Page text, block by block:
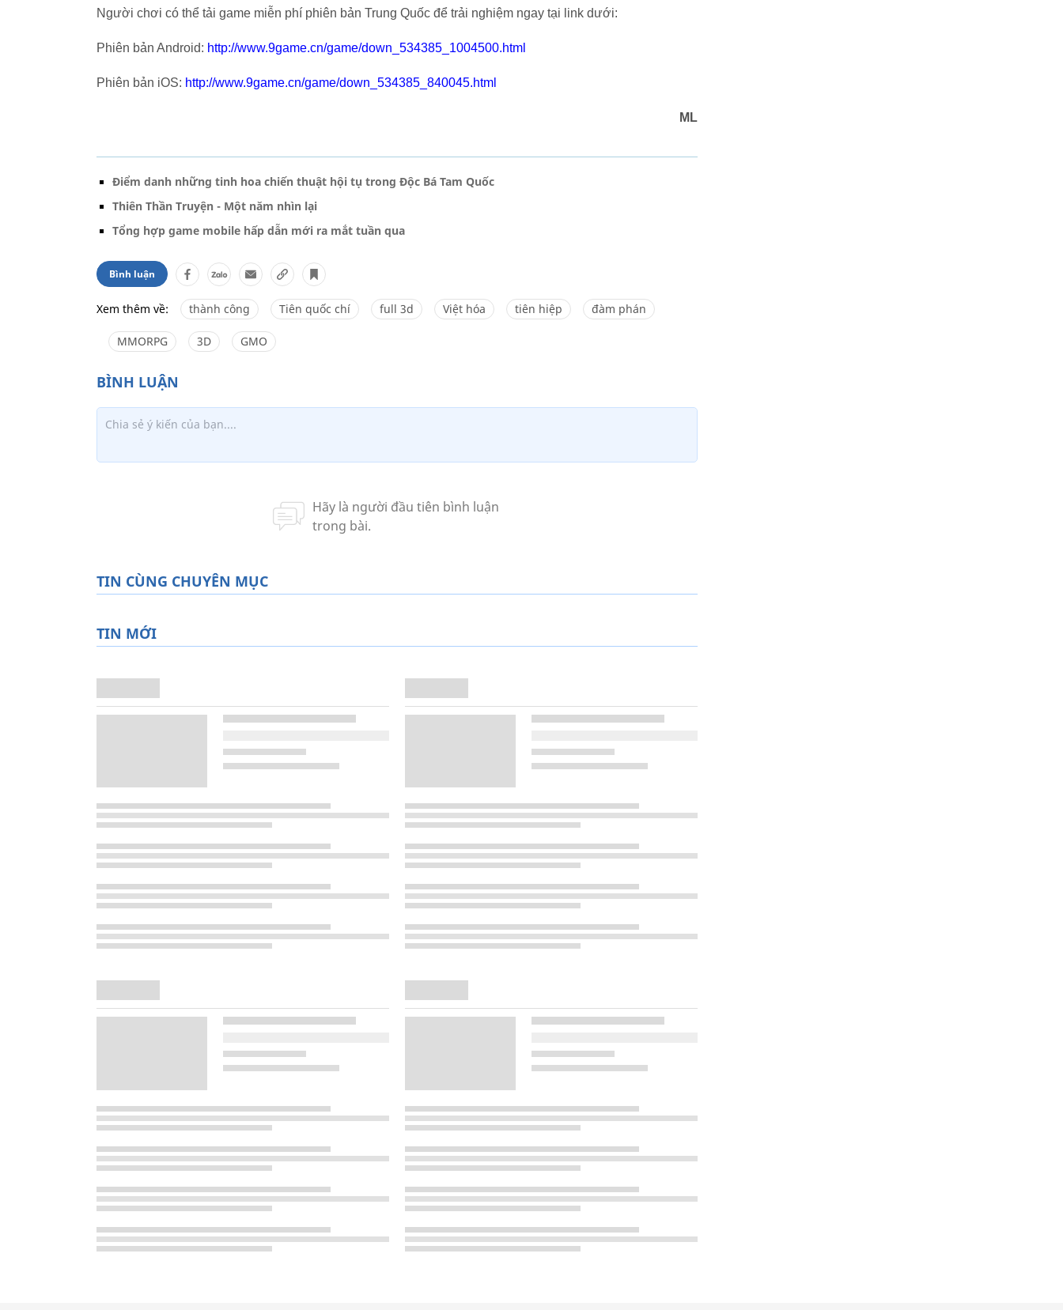
Người chơi có thể tải game miễn phí phiên bản Trung Quốc để trải nghiệm ngay tại link dưới:
Phiên bản Android: http://www.9game.cn/game/down_534385_1004500.html
Phiên bản iOS: http://www.9game.cn/game/down_534385_840045.html
ML
Điểm danh những tinh hoa chiến thuật hội tụ trong Độc Bá Tam Quốc
Thiên Thần Truyện - Một năm nhìn lại
Tổng hợp game mobile hấp dẫn mới ra mắt tuần qua
Bình luận
Xem thêm về: thành công Tiên quốc chí full 3d Việt hóa tiên hiệp đàm phán
MMORPG 3D GMO
TIN CÙNG CHUYÊN MỤC
TIN MỚI